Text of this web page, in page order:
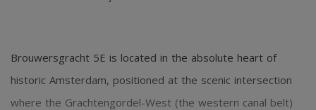
Brouwersgracht 5E is located in the absolute heart of
historic Amsterdam, positioned at the scenic intersection
where the Grachtengordel-West (the western canal belt)